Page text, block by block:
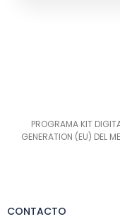
PROGRAMA KIT
GENERATION (EU) DEL
CONTACTO